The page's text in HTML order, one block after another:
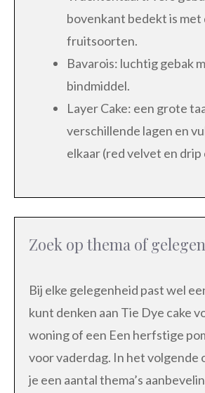
bovenkant bedekt is met
fruitsoorten.
Bavarois: luchtig gebak
bindmiddel.
Layer Cake: een grote
verschillende lagen en
elkaar (red velvet en drip
Zoek op thema of
Bij elke gelegenheid past wel
kunt denken aan Tie Dye cake
woning of een Een herfstige
voor vaderdag. In het
je een aantal thema’s